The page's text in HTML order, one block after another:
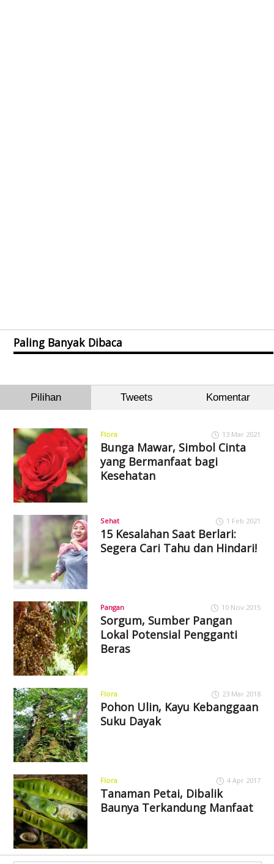
Paling Banyak Dibaca
Pilihan Tweets Komentar
Flora 13 Mar 2021
Bunga Mawar, Simbol Cinta
yang Bermanfaat bagi
Kesehatan
Sehat 1 Feb 2021
15 Kesalahan Saat Berlari:
Segera Cari Tahu dan Hindari!
Pangan 10 Nov 2015
Sorgum, Sumber Pangan
Lokal Potensial Pengganti
Beras
Flora 23 Mar 2018
Pohon Ulin, Kayu Kebanggaan
Suku Dayak
Flora 4 Apr 2017
Tanaman Petai, Dibalik
Baunya Terkandung Manfaat